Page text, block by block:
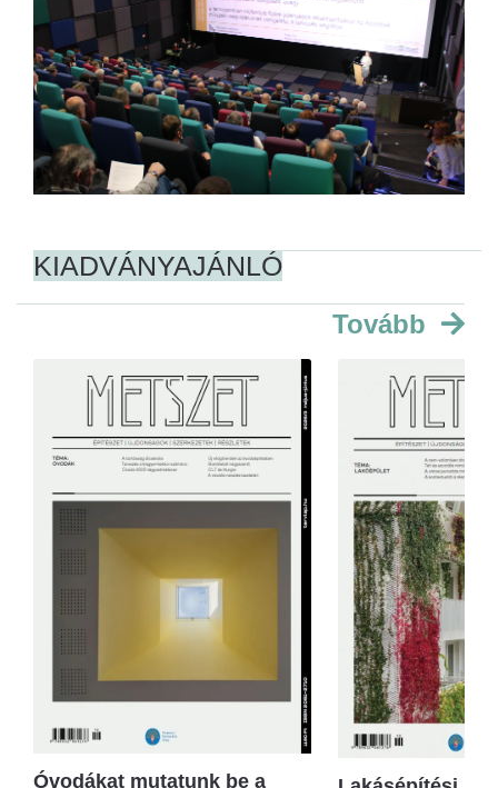
KIADVÁNYAJÁNLÓ
Tovább
Óvodákat mutatunk be a